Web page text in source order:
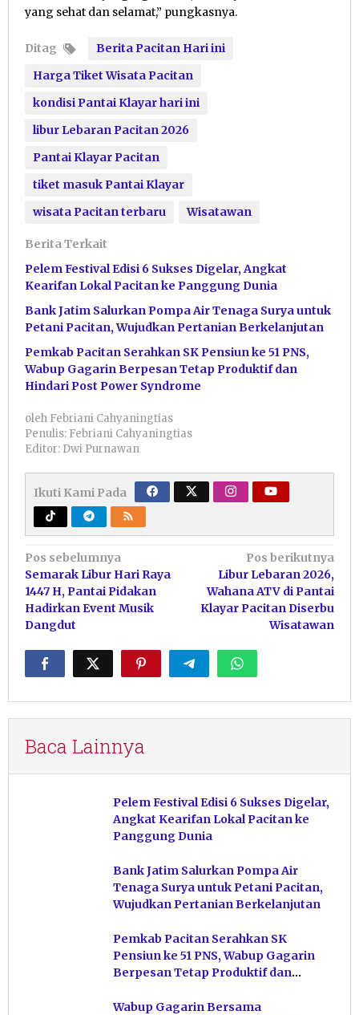
yang sehat dan selamat,” pungkasnya.
Ditag
Berita Pacitan Hari ini
Harga Tiket Wisata Pacitan
kondisi Pantai Klayar hari ini
libur Lebaran Pacitan 2026
Pantai Klayar Pacitan
tiket masuk Pantai Klayar
wisata Pacitan terbaru
Wisatawan
Berita Terkait
Pelem Festival Edisi 6 Sukses Digelar, Angkat
Kearifan Lokal Pacitan ke Panggung Dunia
Bank Jatim Salurkan Pompa Air Tenaga Surya untuk
Petani Pacitan, Wujudkan Pertanian Berkelanjutan
Pemkab Pacitan Serahkan SK Pensiun ke 51 PNS,
Wabup Gagarin Berpesan Tetap Produktif dan
Hindari Post Power Syndrome
oleh Febriani Cahyaningtias
Penulis: Febriani Cahyaningtias
Editor: Dwi Purnawan
Ikuti Kami Pada
Navigasi
pos
Pos sebelumnya
Semarak Libur Hari Raya
1447 H, Pantai Pidakan
Hadirkan Event Musik
Dangdut
Pos berikutnya
Libur Lebaran 2026,
Wahana ATV di Pantai
Klayar Pacitan Diserbu
Wisatawan
Baca Lainnya
Pelem Festival Edisi 6 Sukses Digelar,
Angkat Kearifan Lokal Pacitan ke
Panggung Dunia
Bank Jatim Salurkan Pompa Air
Tenaga Surya untuk Petani Pacitan,
Wujudkan Pertanian Berkelanjutan
Pemkab Pacitan Serahkan SK
Pensiun ke 51 PNS, Wabup Gagarin
Berpesan Tetap Produktif dan
Wabup Gagarin Bersama